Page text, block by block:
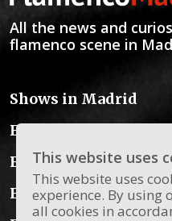
All the news and
flamenco scene in
Shows in Madrid
Flamenco Schools
Flamenco
Flamenco Dress
This website uses
This website uses
experience. By using
all cookies in